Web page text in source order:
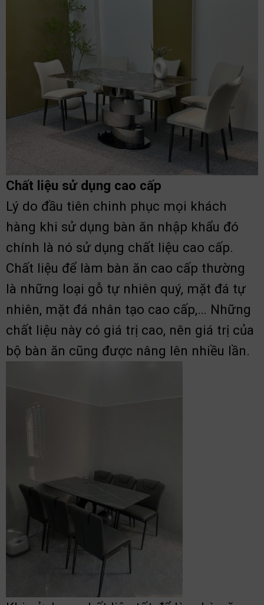
Chất liệu sử dụng cao cấp
Lý do đầu tiên chinh phục mọi khách
hàng khi sử dụng bàn ăn nhập khẩu đó
chính là nó sử dụng chất liệu cao cấp.
Chất liệu để làm bàn ăn cao cấp thường
là những loại gỗ tự nhiên quý, mặt đá tự
nhiên, mặt đá nhân tạo cao cấp,… Những
chất liệu này có giá trị cao, nên giá trị của
bộ bàn ăn cũng được nâng lên nhiều lần.